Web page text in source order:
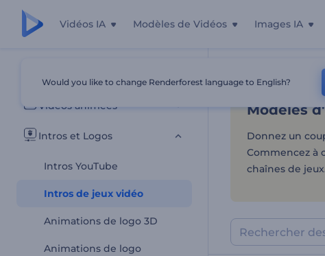
Vidéos IA Modèles de Vidéos Images IA
Tous les modèles
Vidéos animées
Intros et Logos
Intros YouTube
Intros de jeux vidéo
Animations de logo 3D
Animations de logo
Modèles
Accueil Modèles
Modèles
Donnez un
Commencez à
chaînes de
Would you like to change Renderforest language to English?